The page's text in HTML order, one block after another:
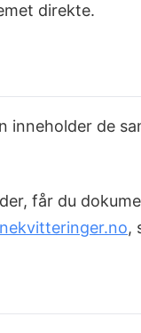
direkte.
inneholder de
får du
,